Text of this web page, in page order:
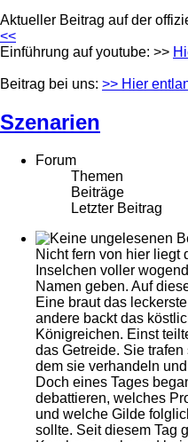
Aktueller Beitrag auf der
<<
Einführung auf youtube: >>
Beitrag bei uns: >> Hier
Szenarien
Forum
Themen
Beiträge
Letzter Beitrag
Nicht fern von hier liegt
Inselchen voller
Namen geben. Auf
Eine braut das
andere backt das
Königreichen. Einst
das Getreide. Sie
dem sie verhandeln
Doch eines Tages
debattieren, welches
und welche Gilde
sollte. Seit diesem Tag